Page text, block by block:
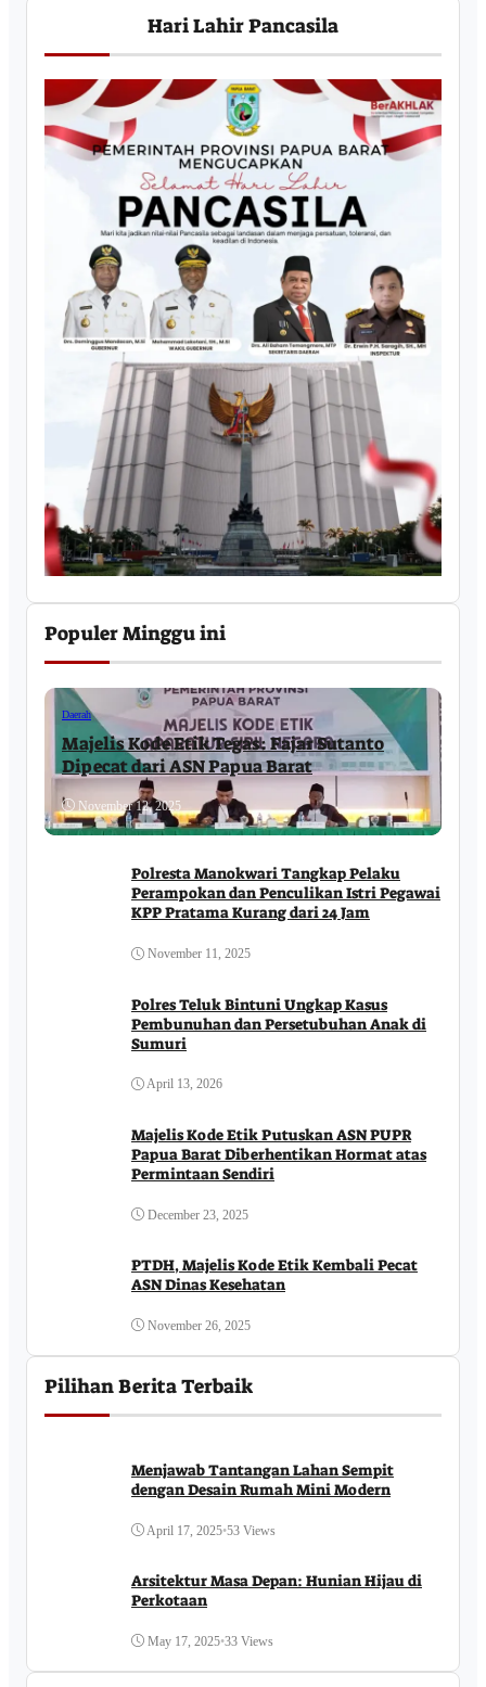
Hari Lahir Pancasila
Populer Minggu ini
Daerah
Majelis Kode Etik Tegas: Fajar Sutanto
Dipecat dari ASN Papua Barat
November 12, 2025
Polresta Manokwari Tangkap Pelaku
Perampokan dan Penculikan Istri Pegawai
KPP Pratama Kurang dari 24 Jam
November 11, 2025
Polres Teluk Bintuni Ungkap Kasus
Pembunuhan dan Persetubuhan Anak di
Sumuri
April 13, 2026
Majelis Kode Etik Putuskan ASN PUPR
Papua Barat Diberhentikan Hormat atas
Permintaan Sendiri
December 23, 2025
PTDH, Majelis Kode Etik Kembali Pecat
ASN Dinas Kesehatan
November 26, 2025
Pilihan Berita Terbaik
Menjawab Tantangan Lahan Sempit
dengan Desain Rumah Mini Modern
April 17, 2025•53 Views
Arsitektur Masa Depan: Hunian Hijau di
Perkotaan
May 17, 2025•33 Views